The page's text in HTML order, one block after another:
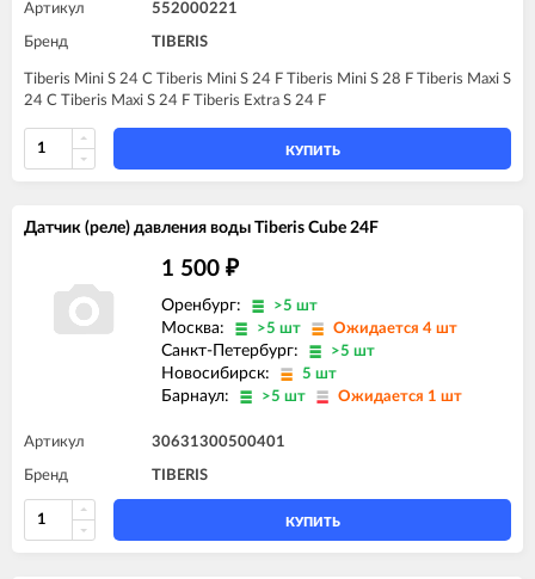
Артикул 552000221
Бренд TIBERIS
Tiberis Mini S 24 C Tiberis Mini S 24 F Tiberis Mini S 28 F Tiberis Maxi S
24 C Tiberis Maxi S 24 F Tiberis Extra S 24 F
КУПИТЬ
Датчик (реле) давления воды Tiberis Cube 24F
1 500 ₽
Оренбург: >5 шт
Москва: >5 шт Ожидается 4 шт
Санкт-Петербург: >5 шт
Новосибирск: 5 шт
Барнаул: >5 шт Ожидается 1 шт
Артикул 30631300500401
Бренд TIBERIS
КУПИТЬ